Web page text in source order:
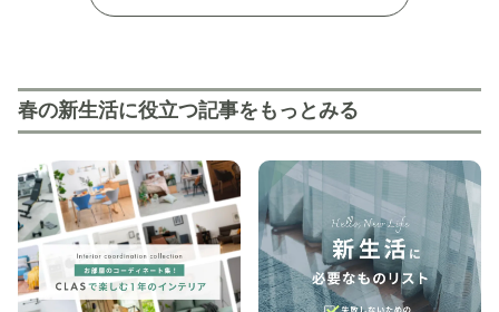
春の新生活に役立つ記事をもっとみる